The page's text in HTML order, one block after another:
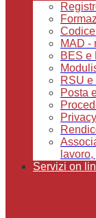
MAD -
BES e
RSU
Posta
Privacy
Servizi on